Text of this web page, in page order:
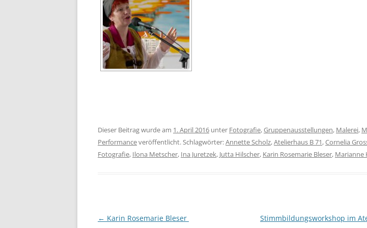
Dieser Beitrag wurde am 1. April 2016 unter Fotografie,Gruppenausstellungen, Malerei,
Performanceveröffentlicht. Schlagwörter:Annette Scholz,Atelierhaus B 71,Cornelia
Fotografie, Ilona Metscher, Ina Juretzek, Jutta Hilscher, Karin Rosemarie Bleser, Marianne
Beitragsnavigation
← Karin Rosemarie Bleser
Stimmbildungsworkshop im